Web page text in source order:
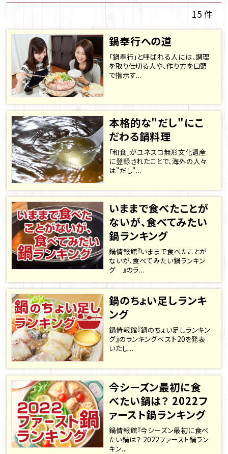
15 件
鍋奉行への道
「鍋奉行」と呼ばれる人には、調理
を取り仕切る人や、作り方を口頭
で指示す...
本格的な"だし"にこ
だわる鍋料理
「和食」がユネスコ無形文化遺産
に登録されたことで、海外の人々
は"だし"...
いままで食べたことが
ないが、食べてみたい
鍋ランキング
鍋情報館『いままで食べたことが
ないが、食べてみたい鍋ランキン
グ 』のラ...
鍋のちょい足しランキ
ング
鍋情報館『鍋のちょい足しランキン
グ』のランキングベスト20を発表
いたし...
今シーズン最初に食
べたい鍋は？ 2022フ
ァースト鍋ランキング
鍋情報館『今シーズン最初に食べ
たい鍋は？ 2022ファースト鍋ラン
キン...